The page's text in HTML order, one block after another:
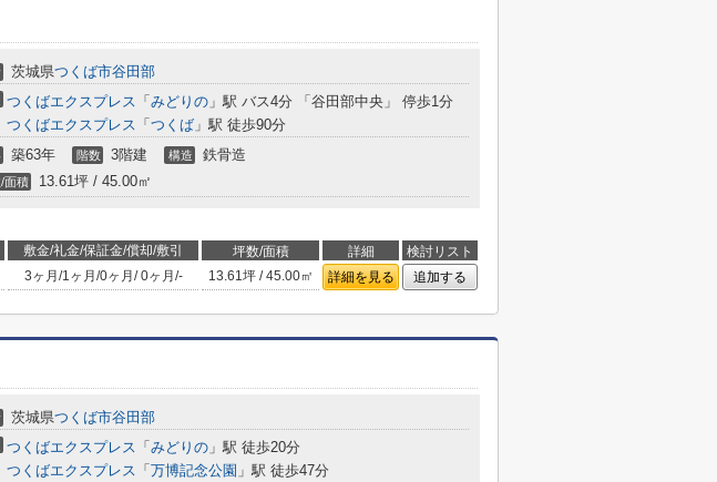
茨城県つくば市谷田部
つくばエクスプレス 「 みどりの 」駅 バス4分 「谷田部中央」 停歩1分
つくばエクスプレス 「 つくば 」駅 徒歩90分
築63年 階数 3階建 構造 鉄骨造
面積 13.61坪 / 45.00㎡
敷金/礼金/保証金/償却/敷引 坪数/面積 詳細
検討リスト
3ヶ月 /1ヶ月 /0ヶ月 /0ヶ月 /- 13.61坪 / 45.00㎡ 詳細を見る 追加する
茨城県つくば市谷田部
つくばエクスプレス 「 みどりの 」駅 徒歩20分
つくばエクスプレス 「 万博記念公園 」駅 徒歩47分